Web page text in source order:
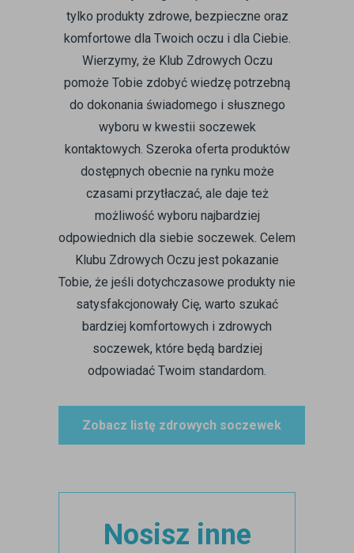
tylko produkty zdrowe, bezpieczne oraz
komfortowe dla Twoich oczu i dla Ciebie.
Wierzymy, że Klub Zdrowych Oczu
pomoże Tobie zdobyć wiedzę potrzebną
do dokonania świadomego i słusznego
wyboru w kwestii soczewek
kontaktowych. Szeroka oferta produktów
dostępnych obecnie na rynku może
czasami przytłaczać, ale daje też
możliwość wyboru najbardziej
odpowiednich dla siebie soczewek. Celem
Klubu Zdrowych Oczu jest pokazanie
Tobie, że jeśli dotychczasowe produkty nie
satysfakcjonowały Cię, warto szukać
bardziej komfortowych i zdrowych
soczewek, które będą bardziej
odpowiadać Twoim standardom.
Zobacz listę zdrowych soczewek
Nosisz inne